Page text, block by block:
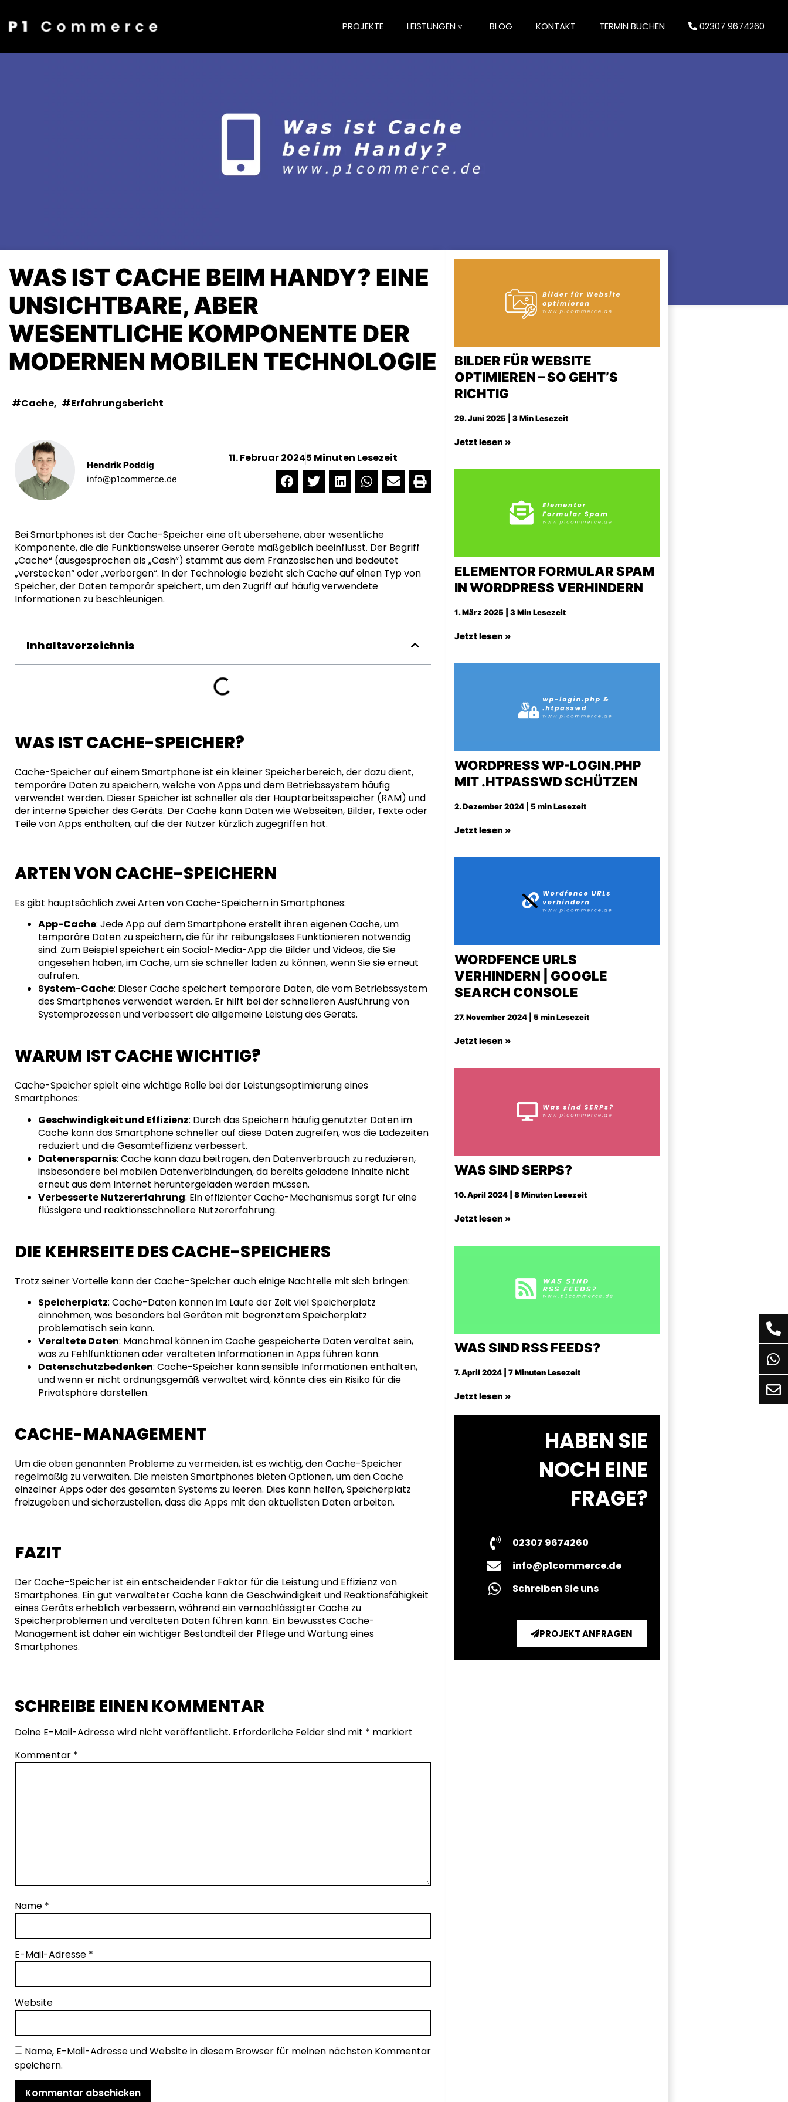
PROJEKTE LEISTUNGEN ▿ BLOG KONTAKT TERMIN BUCHEN 02307 9674260
WAS IST CACHE BEIM HANDY? EINE
UNSICHTBARE, ABER
WESENTLICHE KOMPONENTE DER
MODERNEN MOBILEN TECHNOLOGIE
Cache, Erfahrungsbericht
Hendrik Poddig
info@p1commerce.de
11. Februar 20245 Minuten Lesezeit
Bei Smartphones ist der Cache-Speicher eine oft übersehene, aber wesentliche
Komponente, die die Funktionsweise unserer Geräte maßgeblich beeinflusst. Der Begriff
„Cache“ (ausgesprochen als „Cash“) stammt aus dem Französischen und bedeutet
„verstecken“ oder „verborgen“. In der Technologie bezieht sich Cache auf einen Typ von
Speicher, der Daten temporär speichert, um den Zugriff auf häufig verwendete
Informationen zu beschleunigen.
Inhaltsverzeichnis
WAS IST CACHE-SPEICHER?
Cache-Speicher auf einem Smartphone ist ein kleiner Speicherbereich, der dazu dient,
temporäre Daten zu speichern, welche von Apps und dem Betriebssystem häufig
verwendet werden. Dieser Speicher ist schneller als der Hauptarbeitsspeicher (RAM) und
der interne Speicher des Geräts. Der Cache kann Daten wie Webseiten, Bilder, Texte oder
Teile von Apps enthalten, auf die der Nutzer kürzlich zugegriffen hat.
ARTEN VON CACHE-SPEICHERN
Es gibt hauptsächlich zwei Arten von Cache-Speichern in Smartphones:
App-Cache: Jede App auf dem Smartphone erstellt ihren eigenen Cache, um
temporäre Daten zu speichern, die für ihr reibungsloses Funktionieren notwendig
sind. Zum Beispiel speichert ein Social-Media-App die Bilder und Videos, die Sie
angesehen haben, im Cache, um sie schneller laden zu können, wenn Sie sie erneut
aufrufen.
System-Cache: Dieser Cache speichert temporäre Daten, die vom Betriebssystem
des Smartphones verwendet werden. Er hilft bei der schnelleren Ausführung von
Systemprozessen und verbessert die allgemeine Leistung des Geräts.
WARUM IST CACHE WICHTIG?
Cache-Speicher spielt eine wichtige Rolle bei der Leistungsoptimierung eines
Smartphones:
Geschwindigkeit und Effizienz: Durch das Speichern häufig genutzter Daten im
Cache kann das Smartphone schneller auf diese Daten zugreifen, was die Ladezeiten
reduziert und die Gesamteffizienz verbessert.
Datenersparnis: Cache kann dazu beitragen, den Datenverbrauch zu reduzieren,
insbesondere bei mobilen Datenverbindungen, da bereits geladene Inhalte nicht
erneut aus dem Internet heruntergeladen werden müssen.
Verbesserte Nutzererfahrung: Ein effizienter Cache-Mechanismus sorgt für eine
flüssigere und reaktionsschnellere Nutzererfahrung.
DIE KEHRSEITE DES CACHE-SPEICHERS
Trotz seiner Vorteile kann der Cache-Speicher auch einige Nachteile mit sich bringen:
Speicherplatz: Cache-Daten können im Laufe der Zeit viel Speicherplatz
einnehmen, was besonders bei Geräten mit begrenztem Speicherplatz
problematisch sein kann.
Veraltete Daten: Manchmal können im Cache gespeicherte Daten veraltet sein,
was zu Fehlfunktionen oder veralteten Informationen in Apps führen kann.
Datenschutzbedenken: Cache-Speicher kann sensible Informationen enthalten,
und wenn er nicht ordnungsgemäß verwaltet wird, könnte dies ein Risiko für die
Privatsphäre darstellen.
CACHE-MANAGEMENT
Um die oben genannten Probleme zu vermeiden, ist es wichtig, den Cache-Speicher
regelmäßig zu verwalten. Die meisten Smartphones bieten Optionen, um den Cache
einzelner Apps oder des gesamten Systems zu leeren. Dies kann helfen, Speicherplatz
freizugeben und sicherzustellen, dass die Apps mit den aktuellsten Daten arbeiten.
FAZIT
Der Cache-Speicher ist ein entscheidender Faktor für die Leistung und Effizienz von
Smartphones. Ein gut verwalteter Cache kann die Geschwindigkeit und Reaktionsfähigkeit
eines Geräts erheblich verbessern, während ein vernachlässigter Cache zu
Speicherproblemen und veralteten Daten führen kann. Ein bewusstes Cache-
Management ist daher ein wichtiger Bestandteil der Pflege und Wartung eines
Smartphones.
SCHREIBE EINEN KOMMENTAR
Deine E-Mail-Adresse wird nicht veröffentlicht. Erforderliche Felder sind mit * markiert
Kommentar *
Name *
E-Mail-Adresse *
Website
Name, E-Mail-Adresse und Website in diesem Browser für meinen nächsten Kommentar
speichern.
BILDER FÜR WEBSITE
OPTIMIEREN – SO GEHT’S
RICHTIG
29. Juni 2025 | 3 Min Lesezeit
Jetzt lesen »
ELEMENTOR FORMULAR SPAM
IN WORDPRESS VERHINDERN
1. März 2025 | 3 Min Lesezeit
Jetzt lesen »
WORDPRESS WP-LOGIN.PHP
MIT .HTPASSWD SCHÜTZEN
2. Dezember 2024 | 5 min Lesezeit
Jetzt lesen »
WORDFENCE URLS
VERHINDERN | GOOGLE
SEARCH CONSOLE
27. November 2024 | 5 min Lesezeit
Jetzt lesen »
WAS SIND SERPS?
10. April 2024 | 8 Minuten Lesezeit
Jetzt lesen »
WAS SIND RSS FEEDS?
7. April 2024 | 7 Minuten Lesezeit
Jetzt lesen »
HABEN SIE
NOCH EINE
FRAGE?
02307 9674260
info@p1commerce.de
Schreiben Sie uns
PROJEKT ANFRAGEN